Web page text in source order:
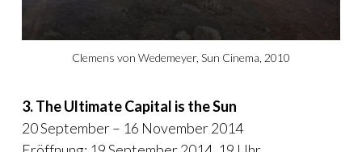
Clemens von Wedemeyer, Sun Cinema, 2010
3. The Ultimate Capital is the Sun
20 September – 16 November 2014